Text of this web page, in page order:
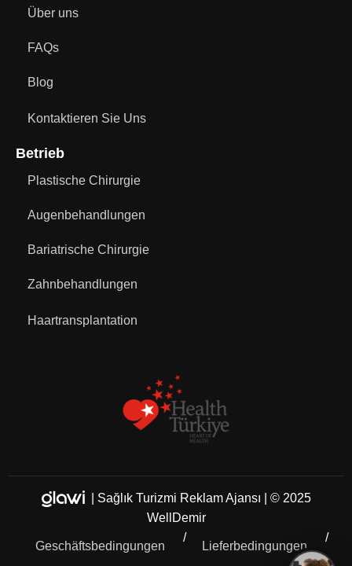
Über uns
FAQs
Blog
Kontaktieren Sie Uns
Betrieb
Plastische Chirurgie
Augenbehandlungen
Bariatrische Chirurgie
Zahnbehandlungen
Haartransplantation
| Sağlık Turizmi Reklam Ajansı
| © 2025
WellDemir
Geschäftsbedingungen Lieferbedingungen